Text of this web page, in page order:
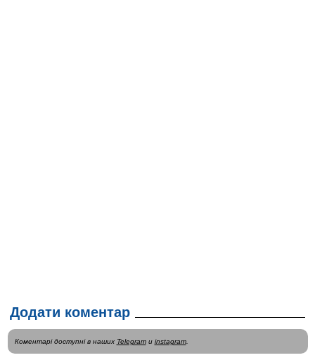
Додати коментар
Коментарі доступні в наших Telegramи instagram.